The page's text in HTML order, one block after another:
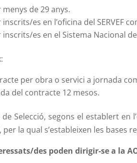
menys de 29 anys.
inscrits/es en l’oficina del SERVEF
inscrits/es en el Sistema Nacional
per obra o servici a jornada
del contracte 12 mesos.
de Selecció, segons el establert en
per la qual s’estableixen les bases
des poden dirigir-se a la